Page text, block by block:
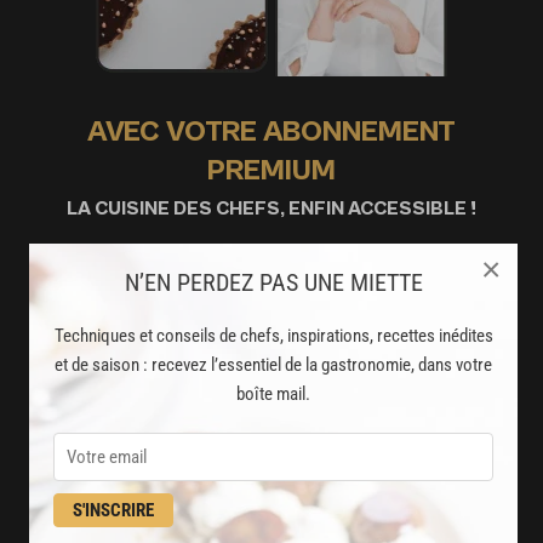
N’EN PERDEZ PAS UNE MIETTE
Techniques et conseils de chefs, inspirations, recettes inédites
et de saison : recevez l’essentiel de la gastronomie, dans votre
boîte mail.
S'INSCRIRE
×
AVEC VOTRE ABONNEMENT
PREMIUM
LA CUISINE DES CHEFS, ENFIN ACCESSIBLE !
8000
recettes exclusives
partagées par vos chefs préférés
2000vidéos de recettes
Des nouveautés
disponibles chaque semaine